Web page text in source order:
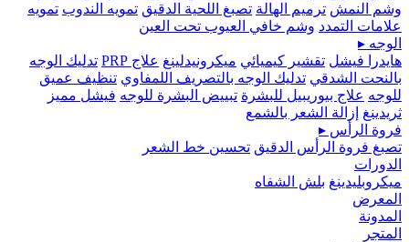
وشم النمش ترميم الهالة تصبغ اللحية الدقيق تمويه الندوب تمويه
علامات التمدد وشم خافي العيوب تحت العين
الوجه ▸
هايدرا فيشل تقشير كيميائي ميكرونيدلينغ علاج PRP
تدليك الوجه
بالنحت الشدقي تدليك الوجه بالتصريف اللمفاوي تنظيف عميق
للوجه علاج بيوريبيل للبشرة تبييض البشرة للوجه فيشل مميز
ثريدينغ إزالة الشعر بالشمع
فروة الرأس ▸
تصبغ فروة الرأس الدقيق تحسين خط الشعر
الدورات
ميكروبلیدينغ بلش الشفاه
المعرض
المدونة
المتجر